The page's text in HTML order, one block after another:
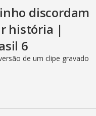
discordam
história |
6
de um clipe gravado